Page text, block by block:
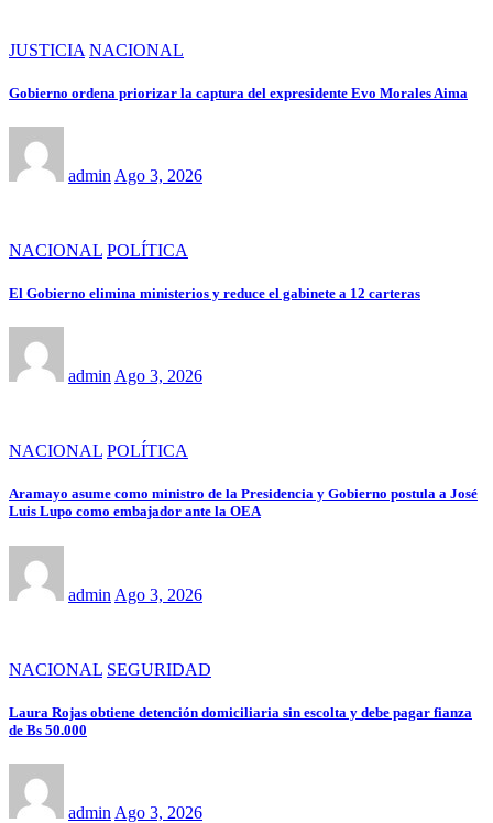
JUSTICIA NACIONAL
Gobierno ordena priorizar la captura del expresidente Evo Morales Aima
admin Ago 3, 2026
NACIONAL POLÍTICA
El Gobierno elimina ministerios y reduce el gabinete a 12 carteras
admin Ago 3, 2026
NACIONAL POLÍTICA
Aramayo asume como ministro de la Presidencia y Gobierno postula a José
Luis Lupo como embajador ante la OEA
admin Ago 3, 2026
NACIONAL SEGURIDAD
Laura Rojas obtiene detención domiciliaria sin escolta y debe pagar fianza
de Bs 50.000
admin Ago 3, 2026